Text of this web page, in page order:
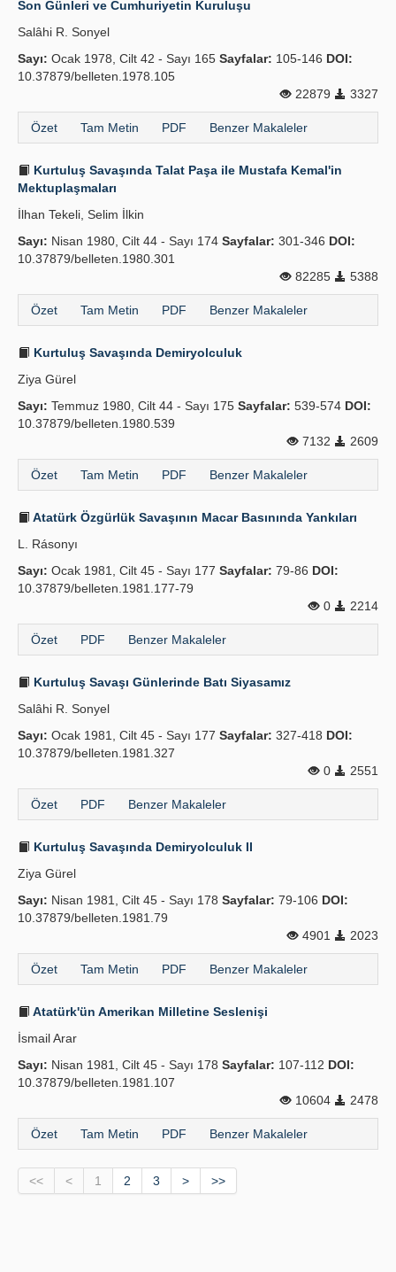
Son Günleri ve Cumhuriyetin Kuruluşu
Salâhi R. Sonyel
Sayı: Ocak 1978, Cilt 42 - Sayı 165 Sayfalar: 105-146 DOI:
10.37879/belleten.1978.105
22879
3327
Özet Tam Metin PDF Benzer Makaleler
Kurtuluş Savaşında Talat Paşa ile Mustafa Kemal'in
Mektuplaşmaları
İlhan Tekeli, Selim İlkin
Sayı: Nisan 1980, Cilt 44 - Sayı 174 Sayfalar: 301-346 DOI:
10.37879/belleten.1980.301
82285
5388
Özet Tam Metin PDF Benzer Makaleler
Kurtuluş Savaşında Demiryolculuk
Ziya Gürel
Sayı: Temmuz 1980, Cilt 44 - Sayı 175 Sayfalar: 539-574 DOI:
10.37879/belleten.1980.539
7132
2609
Özet Tam Metin PDF Benzer Makaleler
Atatürk Özgürlük Savaşının Macar Basınında Yankıları
L. Rásonyı
Sayı: Ocak 1981, Cilt 45 - Sayı 177 Sayfalar: 79-86 DOI:
10.37879/belleten.1981.177-79
0
2214
Özet PDF Benzer Makaleler
Kurtuluş Savaşı Günlerinde Batı Siyasamız
Salâhi R. Sonyel
Sayı: Ocak 1981, Cilt 45 - Sayı 177 Sayfalar: 327-418 DOI:
10.37879/belleten.1981.327
0
2551
Özet PDF Benzer Makaleler
Kurtuluş Savaşında Demiryolculuk II
Ziya Gürel
Sayı: Nisan 1981, Cilt 45 - Sayı 178 Sayfalar: 79-106 DOI:
10.37879/belleten.1981.79
4901
2023
Özet Tam Metin PDF Benzer Makaleler
Atatürk'ün Amerikan Milletine Seslenişi
İsmail Arar
Sayı: Nisan 1981, Cilt 45 - Sayı 178 Sayfalar: 107-112 DOI:
10.37879/belleten.1981.107
10604
2478
Özet Tam Metin PDF Benzer Makaleler
<< < 1 2 3 > >>